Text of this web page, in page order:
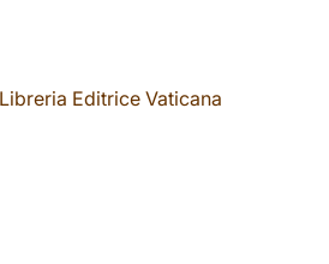
Editrice Vaticana